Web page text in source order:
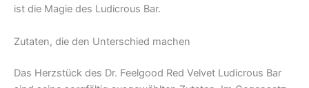
ist die Magie des Ludicrous Bar.
Zutaten, die den Unterschied machen
Das Herzstück des Dr. Feelgood Red Velvet Ludicrous Bar